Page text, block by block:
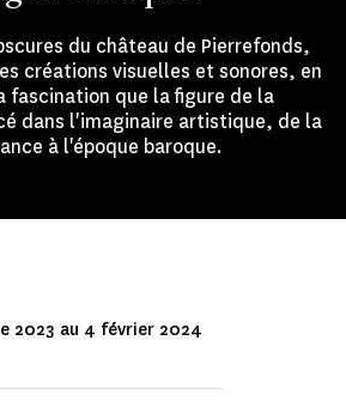
du château de Pierrefonds,
créations visuelles et sonores, en
fascination que la figure de la
dans l'imaginaire artistique, de la
à l'époque baroque.
2023 au 4 février 2024